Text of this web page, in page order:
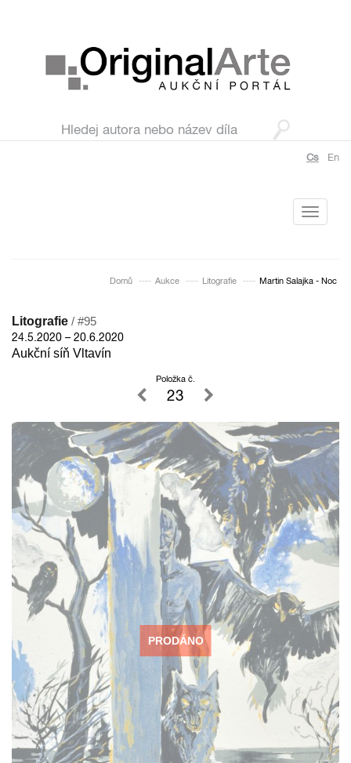
Cs En
Toggle
Domů Aukce Litografie Martin Salajka - Noc
Litografie / #95
24.5.2020 – 20.6.2020
Aukční síň Vltavín
Položka č.
23
PRODÁNO